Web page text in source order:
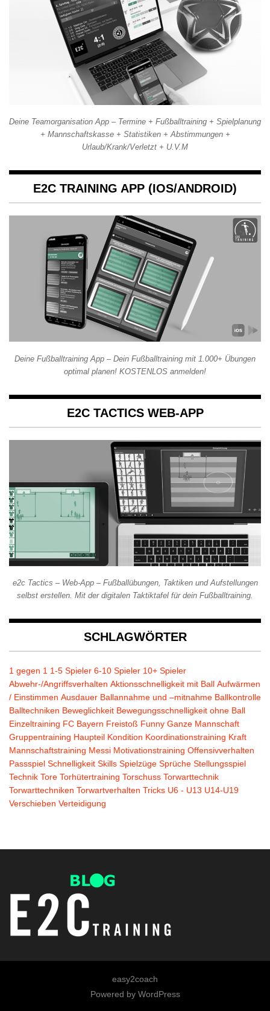
Deine Teamorganisation App – Termine + Fußballtraining + Spielplanung
+ Mannschaftskasse + Statistiken + Abstimmungen +
Urlaub/Krank/Verletzt + U.V.M
E2C TRAINING APP (IOS/ANDROID)
Deine Fußballtraining App – Dein Fußballtraining mit 1.000+ Übungen
optimal planen! KOSTENLOS anmelden!
E2C TACTICS WEB-APP
e2c Tactics – Web-App – Fußballübungen, Taktiken und Aufstellungen
selbst erstellen. Mit der digitalen Taktiktafel für dein Fußballtraining.
SCHLAGWÖRTER
1 gegen 1 1-5 Spieler 6-10 Spieler 10+ Spieler
Abwehr-/Angriffsverhalten Aktionsschnelligkeit mit Ball Aufwärmen
/ Einstimmen Ausdauer Ballannahme und –mitnahme Ballkontrolle
Balltechniken Beweglichkeit Bewegungsschnelligkeit ohne Ball
Einzeltraining FC Bayern Freistoß Funny Ganze Mannschaft
Gruppentraining Haupteil Kondition Koordinationstraining Kraft
Mannschaftstraining Messi Motivationstraining Offensivverhalten
Passspiel Schnelligkeit Skills Spielzüge Sprüche Stellungsspiel
Technik Tore Torhütertraining Torschuss Torwarttechnik
Torwarttechniken Torwartverhalten Tricks U6 - U13 U14-U19
Verschieben Verteidigung
easy2coach
Powered by WordPress